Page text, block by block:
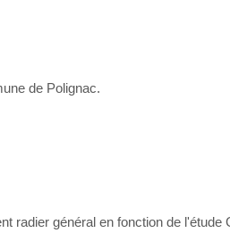
de Polignac.
radier général en fonction de l'étude